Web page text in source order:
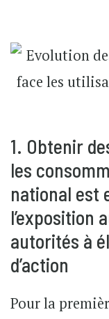
1. Obtenir
les
national est
l’exposition
autorités à
d’action
Pour la